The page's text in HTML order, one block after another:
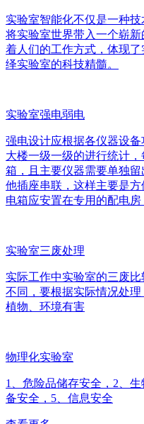
实验室智能化不仅是一种
将实验室世界带入一个崭
着人们的工作方式，体现
绎实验室的科技精髓。
实验室强电弱电
强电设计应根据各仪器设
大楼一级一级的进行统计
箱，且主要仪器需要单独
他插座串联，这样主要是
电箱应安置在专用的配电房
实验室三废处理
实际工作中实验室的三废
不同，要根据实际情况处
植物、环境有害
物理化实验室
1、危险品储存安全，2、
备安全，5、信息安全